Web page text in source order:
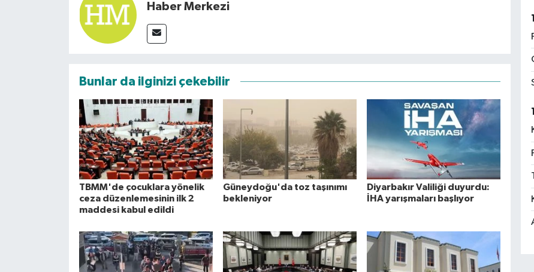
Haber Merkezi
Bunlar da ilginizi çekebilir
TBMM'de çocuklara yönelik
ceza düzenlemesinin ilk 2
maddesi kabul edildi
Güneydoğu'da toz taşınımı
bekleniyor
Diyarbakır Valiliği duyurdu:
İHA yarışmaları başlıyor